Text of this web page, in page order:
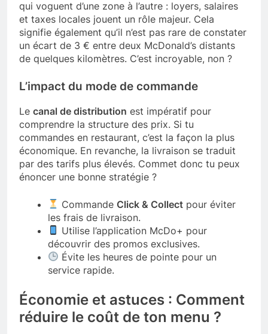
qui voguent d’une zone à l’autre : loyers, salaires
et taxes locales jouent un rôle majeur. Cela
signifie également qu’il n’est pas rare de constater
un écart de 3 € entre deux McDonald’s distants
de quelques kilomètres. C’est incroyable, non ?
L’impact du mode de commande
Le canal de distribution est impératif pour
comprendre la structure des prix. Si tu
commandes en restaurant, c’est la façon la plus
économique. En revanche, la livraison se traduit
par des tarifs plus élevés. Commet donc tu peux
énoncer une bonne stratégie ?
Commande Click & Collect pour éviter
les frais de livraison.
Utilise l’application McDo+ pour
découvrir des promos exclusives.
Évite les heures de pointe pour un
service rapide.
Économie et astuces : Comment
réduire le coût de ton menu ?